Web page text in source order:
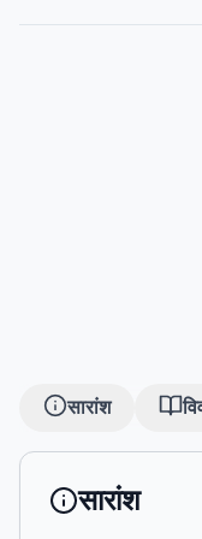
सारांश
सारांश